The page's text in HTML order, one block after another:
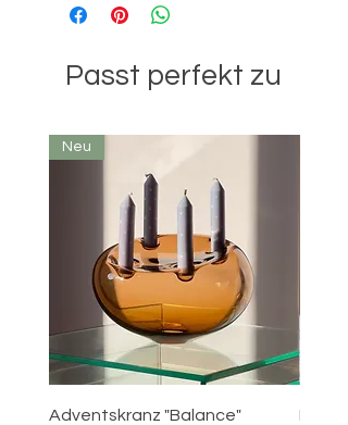
Passt perfekt zu
Neu
Adventskranz "Balance"